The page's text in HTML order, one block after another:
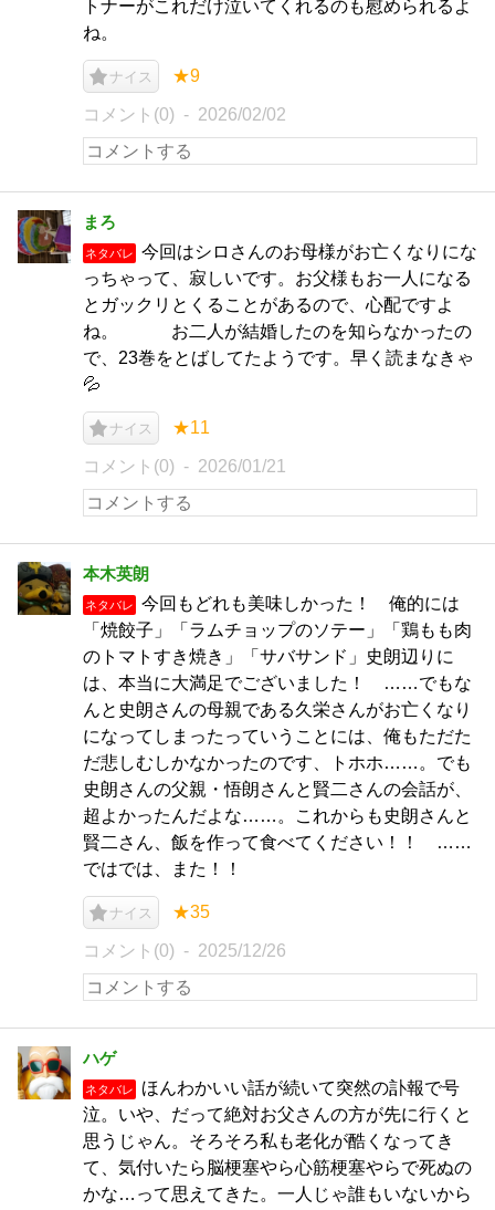
トナーがこれだけ泣いてくれるのも慰められるよ
ね。
ナイス ★9
コメント(0) 2026/02/02
まろ
ネタバレ
今回はシロさんのお母様がお亡くなりにな
っちゃって、寂しいです。お父様もお一人になる
とガックリとくることがあるので、心配ですよ
ね。 お二人が結婚したのを知らなかったの
で、23巻をとばしてたようです。早く読まなきゃ
💦
ナイス ★11
コメント(0) 2026/01/21
本木英朗
ネタバレ
今回もどれも美味しかった！ 俺的には
「焼餃子」「ラムチョップのソテー」「鶏もも肉
のトマトすき焼き」「サバサンド」史朗辺りに
は、本当に大満足でございました！ ……でもな
んと史朗さんの母親である久栄さんがお亡くなり
になってしまったっていうことには、俺もただた
だ悲しむしかなかったのです、トホホ……。でも
史朗さんの父親・悟朗さんと賢二さんの会話が、
超よかったんだよな……。これからも史朗さんと
賢二さん、飯を作って食べてください！！ ……
ではでは、また！！
ナイス ★35
コメント(0) 2025/12/26
ハゲ
ネタバレ
ほんわかいい話が続いて突然の訃報で号
泣。いや、だって絶対お父さんの方が先に行くと
思うじゃん。そろそろ私も老化が酷くなってき
て、気付いたら脳梗塞やら心筋梗塞やらで死ぬの
かな…って思えてきた。一人じゃ誰もいないから